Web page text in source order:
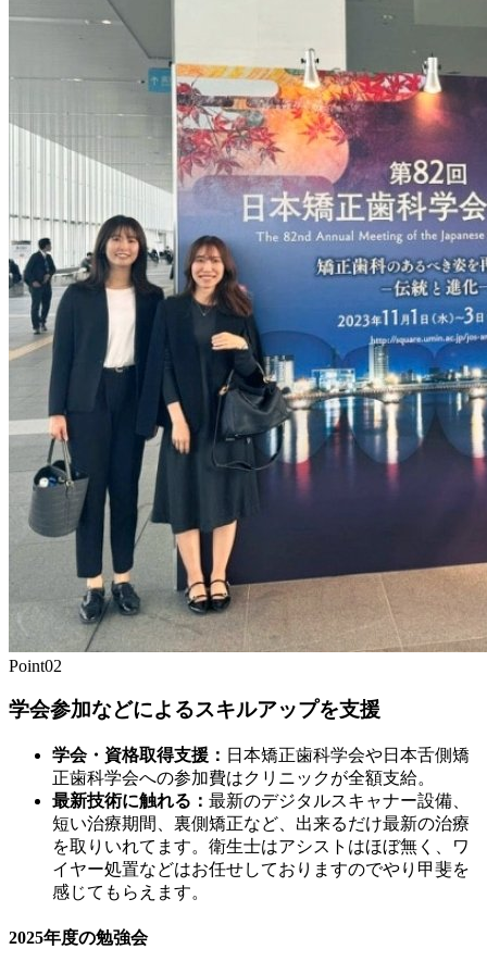
Point02
学会参加などによるスキルアップを支援
学会・資格取得支援： 日本矯正歯科学会や日本舌側矯
正歯科学会への参加費はクリニックが全額支給。
最新技術に触れる： 最新のデジタルスキャナー設備、
短い治療期間、裏側矯正など、出来るだけ最新の治療
を取りいれてます。衛生士はアシストはほぼ無く、ワ
イヤー処置などはお任せしておりますのでやり甲斐を
感じてもらえます。
2025年度の勉強会